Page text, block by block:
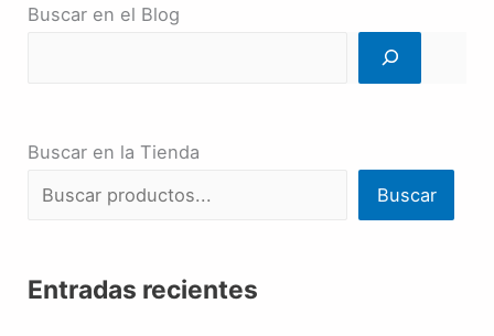
Buscar en el Blog
Buscar en la Tienda
Buscar
Entradas recientes